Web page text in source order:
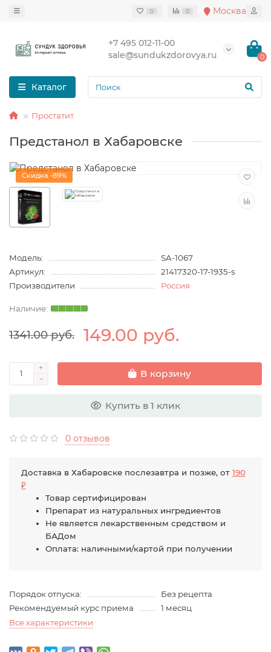
0 0 Москва
+7 495 012-11-00
sale@sundukzdorovya.ru
0
Каталог
Простатит
Предстанол в Хабаровске
Скидка -89%
Модель:
SA-1067
Артикул:
21417320-17-1935-s
Производители
Россия
1341.00 руб. 149.00 руб.
В корзину
Купить в 1 клик
0 отзывов
Доставка в Хабаровске послезавтра и позже, от 190
₽
Товар сертифицирован
Препарат из натуральных ингредиентов
Не является лекарственным средством и
БАДом
Оплата: наличными/картой при получении
Порядок отпуска:
Без рецепта
Рекомендуемый курс приема
1 месяц
Все характеристики